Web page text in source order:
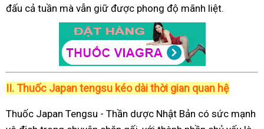
đấu cả tuần mà vẫn giữ được phong độ mãnh liệt.
II. Thuốc Japan tengsu kéo dài thời gian quan hệ
Thuốc Japan Tengsu - Thần dược Nhật Bản có sức mạnh